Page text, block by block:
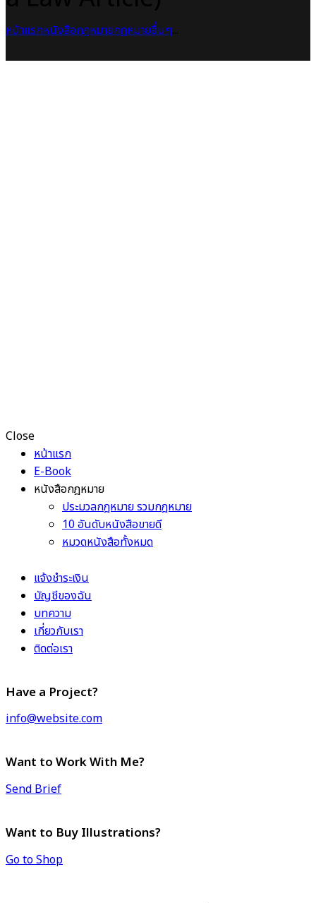
หน้าแรกหนังสือกฎหมายกฎหมายอื่นๆ
Close
หน้าแรก
E-Book
หนังสือกฎหมาย
ประมวลกฎหมาย รวมกฎหมาย
10 อันดับหนังสือขายดี
หมวดหนังสือทั้งหมด
แจ้งชำระเงิน
บัญชีของฉัน
บทความ
เกี่ยวกับเรา
ติดต่อเรา
Have a Project?
info@website.com
Want to Work With Me?
Send Brief
Want to Buy Illustrations?
Go to Shop